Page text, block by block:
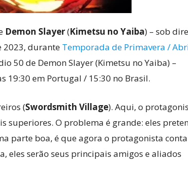
Demon Slayer(Kimetsu no Yaiba) – sob
2023, durante Temporada de Primavera /
50 de Demon Slayer (Kimetsu no Yaiba) –
19:30 em Portugal / 15:30 no Brasil.
(Swordsmith Village). Aqui, o
superiores. O problema é grande: eles
parte boa, é que agora o protagonista
eles serão seus principais amigos e aliados